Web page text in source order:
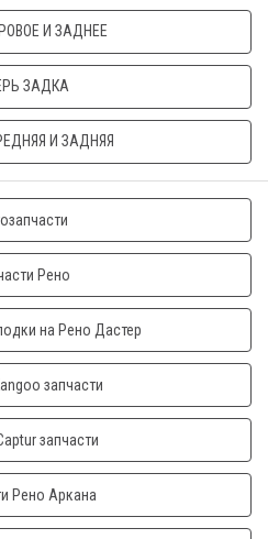
И ЗАДНЕЕ
ЗАДКА
И ЗАДНЯЯ
Рено
на Рено Дастер
запчасти
запчасти
Рено Аркана